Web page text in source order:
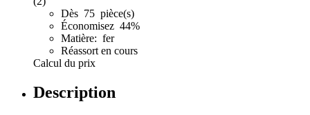
Dès 75 pièce(s)
Économisez 44%
Matière: fer
Réassort en cours
Calcul du prix
Description